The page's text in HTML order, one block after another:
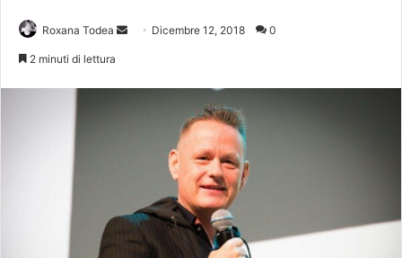
Roxana Todea
Invia Dicembre 12, 2018 0
2 minuti di lettura